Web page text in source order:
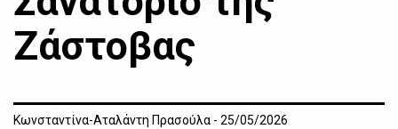
Ζάστοβας
Κωνσταντίνα-Αταλάντη Πρασούλα - 25/05/2026